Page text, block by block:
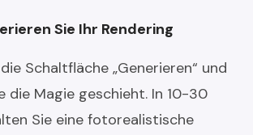
Sie Ihr Rendering
Schaltfläche „Generieren“ und
die Magie geschieht. In 10-30
Sie eine fotorealistische